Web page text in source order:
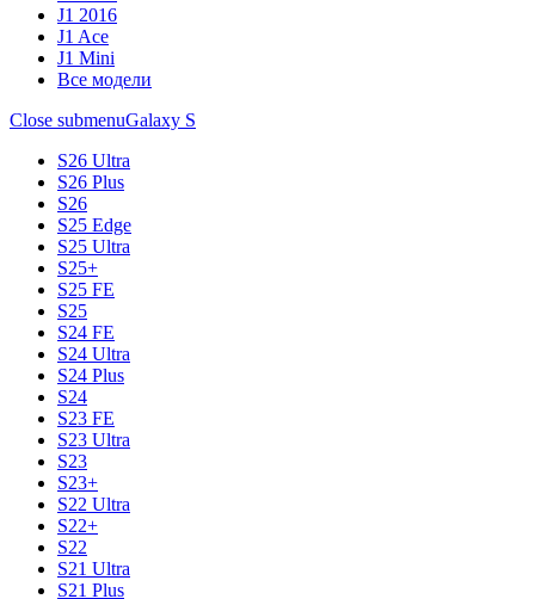
J1 2016
J1 Ace
J1 Mini
Все модели
Close submenuGalaxy S
S26 Ultra
S26 Plus
S26
S25 Edge
S25 Ultra
S25+
S25 FE
S25
S24 FE
S24 Ultra
S24 Plus
S24
S23 FE
S23 Ultra
S23
S23+
S22 Ultra
S22+
S22
S21 Ultra
S21 Plus